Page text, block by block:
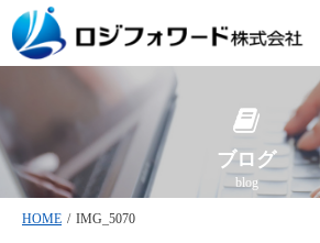
ブログ
blog
HOME / IMG_5070